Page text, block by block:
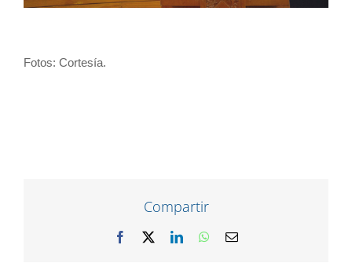
Fotos: Cortesía.
Compartir
Facebook LinkedInWhatsApp
Correo